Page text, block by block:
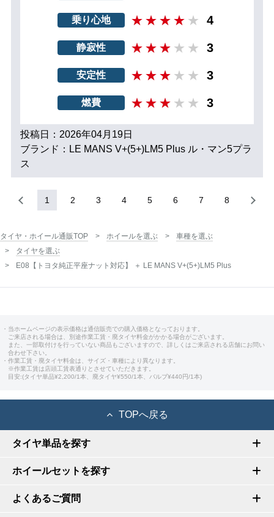
乗り心地 4
静寂性 3
安定性 3
燃費 3
投稿日：2026年04月19日
ブランド：LE MANS V+(5+)LM5 Plus ル・マン5プラ
ス
1 2 3 4 5 6 7 8
タイヤ・ホイール通販TOP ホイールを選ぶ
車種を選ぶ
タイヤを選ぶ
E08【トヨタ純正平座ナット対応】 ＋ LE MANS V+(5+)LM5 Plus
・当ホームページの表示価格は通信販売での購入価格となっております。
ご来店される場合は、別途作業工賃・廃タイヤ料金がかかる場合がございます。
また、一部取付けを行っていない商品もございますので、詳しくはご来店される店舗にお問い
合わせ下さい。
・作業工賃・廃タイヤ料金は、サイズ・車種により異なります。
※作業工賃は店頭工賃表通りとさせていただきます。
目安:(タイヤ単品¥2,200/1本、廃タイヤ¥550/1本、バルブ¥440円/1本)
TOPへ戻る
タイヤ単品を探す
ホイールセットを探す
よくあるご質問